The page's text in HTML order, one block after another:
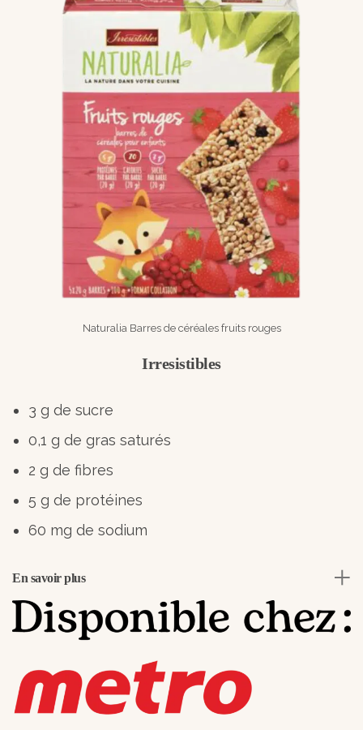
Naturalia Barres de céréales fruits rouges
Irresistibles
3 g de sucre
0,1 g de gras saturés
2 g de fibres
5 g de protéines
60 mg de sodium
En savoir plus